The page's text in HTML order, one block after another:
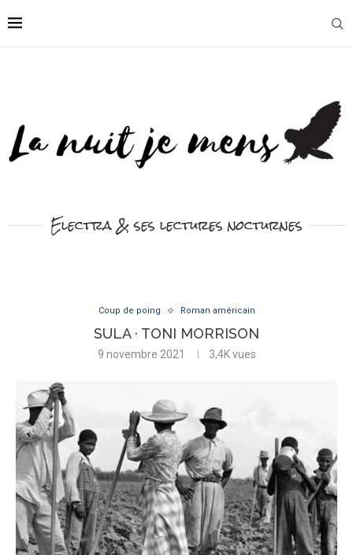
Electra & ses lectures nocturnes
Coup de poing Roman américain
SULA · TONI MORRISON
9 novembre 2021 3,4Kvues